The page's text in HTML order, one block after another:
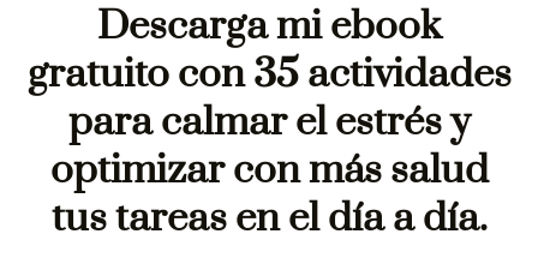
Descarga mi ebook
gratuito con 35 actividades
para calmar el estrés y
optimizar con más salud
tus tareas en el día a día.